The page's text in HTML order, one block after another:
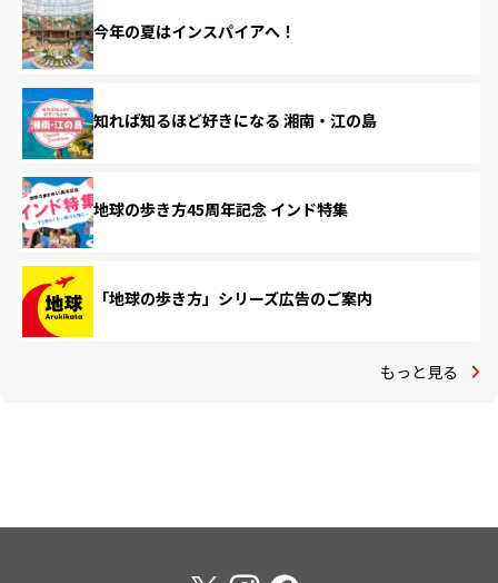
今年の夏はインスパイアへ！
知れば知るほど好きになる 湘南・江の島
地球の歩き方45周年記念 インド特集
「地球の歩き方」シリーズ広告のご案内
もっと見る